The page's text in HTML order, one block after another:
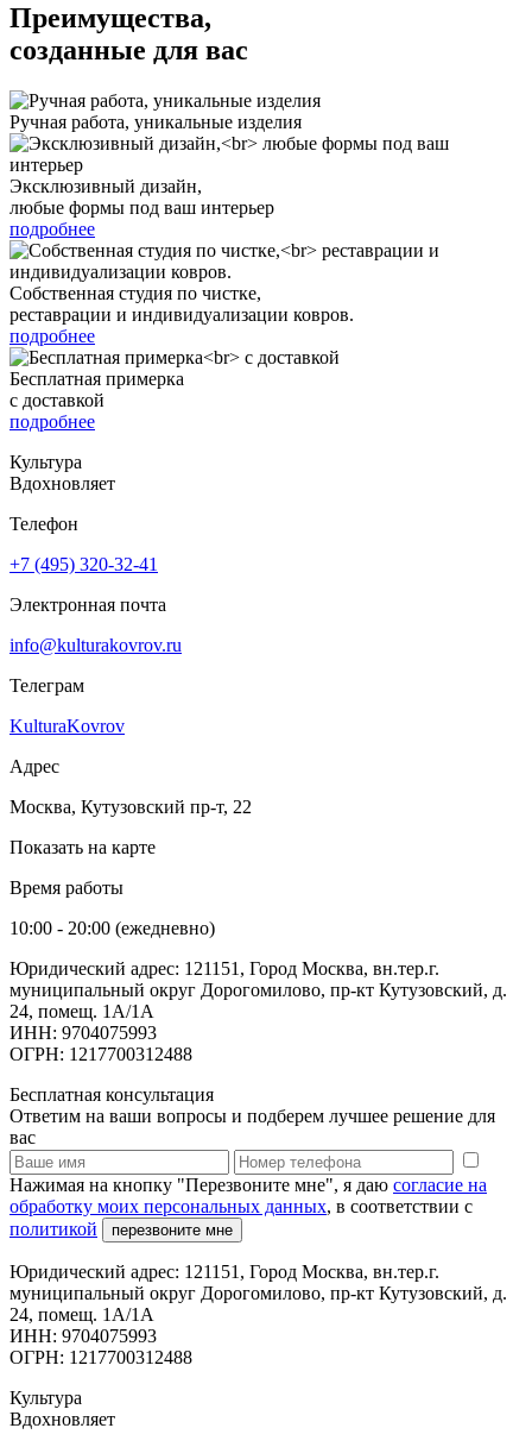
Преимущества,
созданные для вас
Ручная работа, уникальные изделия
Эксклюзивный дизайн,
любые формы под ваш интерьер
подробнее
Собственная студия по чистке,
реставрации и индивидуализации ковров.
подробнее
Бесплатная примерка
с доставкой
подробнее
Культура
Вдохновляет
Телефон
+7 (495) 320-32-41
Электронная почта
info@kulturakovrov.ru
Телеграм
KulturaKovrov
Адрес
Москва, Кутузовский пр-т, 22
Показать на карте
Время работы
10:00 - 20:00 (ежедневно)
Юридический адрес: 121151, Город Москва, вн.тер.г.
муниципальный округ Дорогомилово, пр-кт Кутузовский, д.
24, помещ. 1А/1А
ИНН: 9704075993
ОГРН: 1217700312488
Бесплатная консультация
Ответим на ваши вопросы и подберем лучшее решение для
вас
Нажимая на кнопку "Перезвоните мне", я даю согласие на
обработку моих персональных данных, в соответствии с
политикой
перезвоните мне
Юридический адрес: 121151, Город Москва, вн.тер.г.
муниципальный округ Дорогомилово, пр-кт Кутузовский, д.
24, помещ. 1А/1А
ИНН: 9704075993
ОГРН: 1217700312488
Культура
Вдохновляет